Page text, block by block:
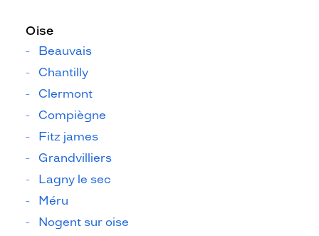
Oise
Beauvais
Chantilly
Clermont
Compiègne
Fitz james
Grandvilliers
Lagny le sec
Méru
Nogent sur oise